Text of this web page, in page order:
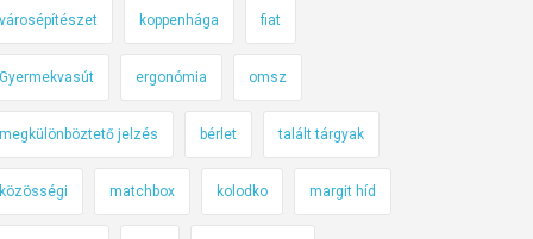
városépítészet koppenhága fiat
Gyermekvasút ergonómia omsz
megkülönböztető jelzés bérlet talált tárgyak
közösségi matchbox kolodko margit híd